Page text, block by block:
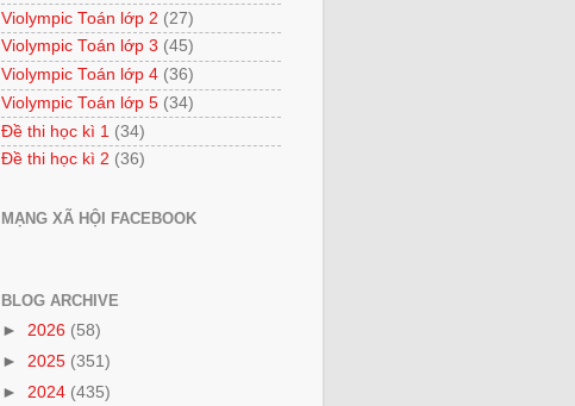
Violympic Toán lớp 2 (27)
Violympic Toán lớp 3 (45)
Violympic Toán lớp 4 (36)
Violympic Toán lớp 5 (34)
Đề thi học kì 1 (34)
Đề thi học kì 2 (36)
MẠNG XÃ HỘI FACEBOOK
BLOG ARCHIVE
► 2026 (58)
► 2025 (351)
► 2024 (435)